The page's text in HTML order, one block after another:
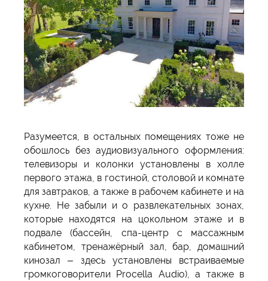
Разумеется, в остальных помещениях тоже не
обошлось без аудиовизуального оформления:
телевизоры и колонки установлены в холле
первого этажа, в гостиной, столовой и комнате
для завтраков, а также в рабочем кабинете и на
кухне. Не забыли и о развлекательных зонах,
которые находятся на цокольном этаже и в
подвале (бассейн, спа-центр с массажным
кабинетом, тренажёрный зал, бар, домашний
кинозал – здесь установлены встраиваемые
громкоговорители Procella Audio), а также в